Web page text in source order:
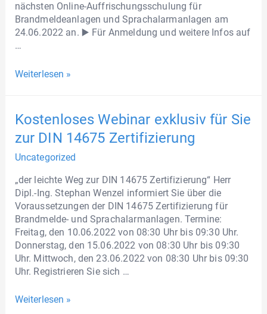
nächsten Online-Auffrischungsschulung für
Brandmeldeanlagen und Sprachalarmanlagen am
24.06.2022 an. ▶️ Für Anmeldung und weitere Infos auf
…
Weiterlesen »
Kostenloses Webinar exklusiv für Sie
zur DIN 14675 Zertifizierung
Uncategorized
„der leichte Weg zur DIN 14675 Zertifizierung“ Herr
Dipl.-Ing. Stephan Wenzel informiert Sie über die
Voraussetzungen der DIN 14675 Zertifizierung für
Brandmelde- und Sprachalarmanlagen. Termine:
Freitag, den 10.06.2022 von 08:30 Uhr bis 09:30 Uhr.
Donnerstag, den 15.06.2022 von 08:30 Uhr bis 09:30
Uhr. Mittwoch, den 23.06.2022 von 08:30 Uhr bis 09:30
Uhr. Registrieren Sie sich …
Weiterlesen »